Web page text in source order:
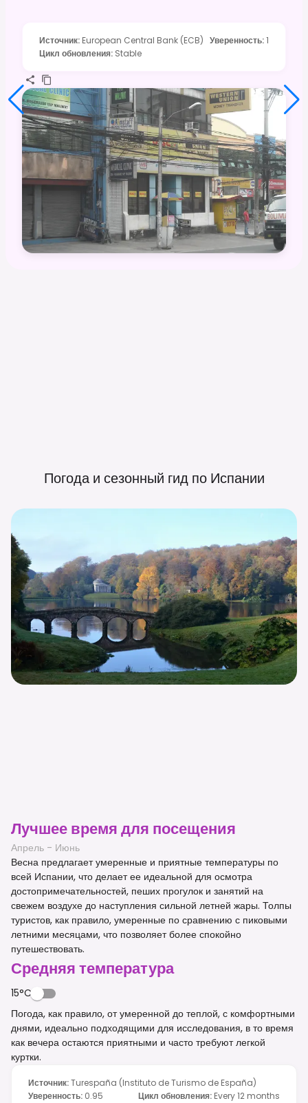
Источник: European Central Bank (ECB) Уверенность:1
Цикл обновления: Stable
Погода и сезонный гид по Испании
Лучшее время для посещения
Апрель - Июнь
Весна предлагает умеренные и приятные температуры по
всей Испании, что делает ее идеальной для осмотра
достопримечательностей, пеших прогулок и занятий на
свежем воздухе до наступления сильной летней жары. Толпы
туристов, как правило, умеренные по сравнению с пиковыми
летними месяцами, что позволяет более спокойно
путешествовать.
Средняя температура
15°C
Погода, как правило, от умеренной до теплой, с комфортными
днями, идеально подходящими для исследования, в то время
как вечера остаются приятными и часто требуют легкой
куртки.
Источник:Turespaña (Instituto de Turismo de España)
Уверенность: 0.95 Цикл обновления: Every 12 months